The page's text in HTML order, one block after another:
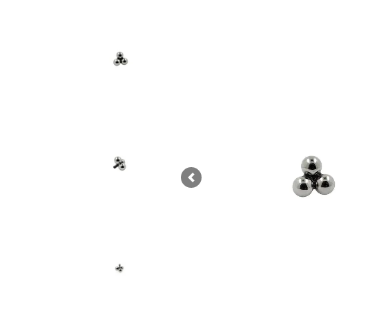
Previous